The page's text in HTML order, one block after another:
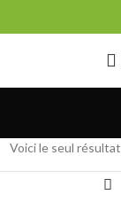
Voici le seul résultat